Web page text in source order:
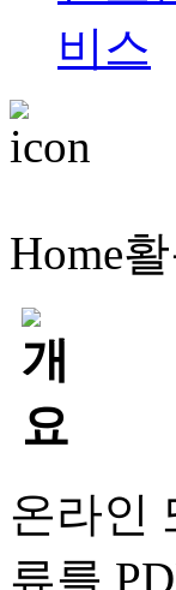
Home
온라인
류를